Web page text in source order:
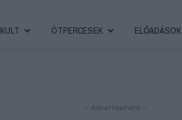
KULT ÖTPERCESEK ELŐADÁSOK
- Advertisement -